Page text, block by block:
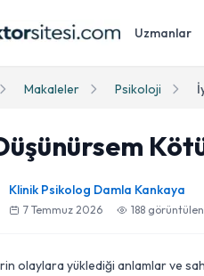
Uzmanlar
Makaleler Psikoloji
Klinik Psikolog Damla Kankaya
7 Temmuz 2026 188
olaylara yüklediği anlamlar ve